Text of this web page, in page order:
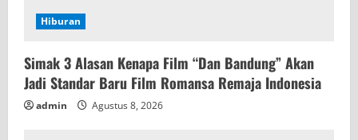
Hiburan
Simak 3 Alasan Kenapa Film “Dan Bandung” Akan
Jadi Standar Baru Film Romansa Remaja Indonesia
admin Agustus 8, 2026